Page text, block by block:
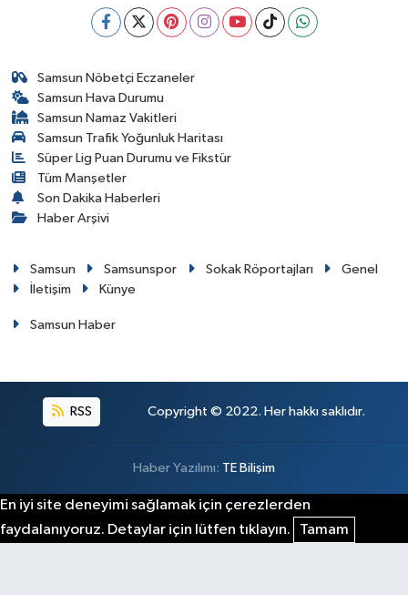
Samsun Nöbetçi Eczaneler
Samsun Hava Durumu
Samsun Namaz Vakitleri
Samsun Trafik Yoğunluk Haritası
Süper Lig Puan Durumu ve Fikstür
Tüm Manşetler
Son Dakika Haberleri
Haber Arşivi
Samsun Samsunspor Sokak Röportajları
Genel
İletişim
Künye
Samsun Haber
RSS Copyright © 2022. Her hakkı saklıdır.
Haber Yazılımı: TE Bilişim
En iyi site deneyimi sağlamak için çerezlerden
faydalanıyoruz. Detaylar için lütfen tıklayın.
Tamam